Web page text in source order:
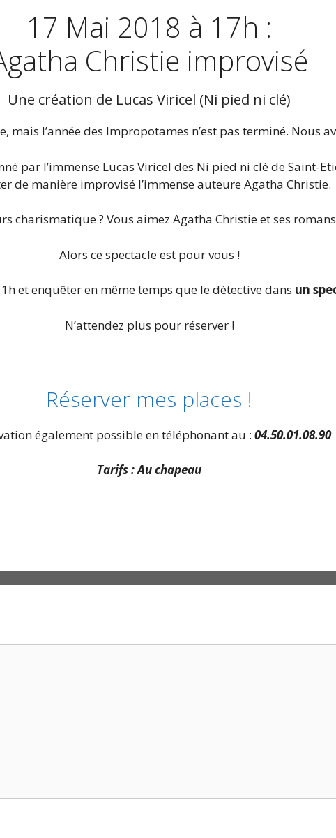
17 Mai 2018 à 17h :
Christie improvisé
Une création de Lucas Viricel (Ni pied ni clé)
mais l’année des Impropotames n’est pas terminé. Nous
par l’immense Lucas Viricel des Ni pied ni clé de Saint-
de manière improvisé l’immense auteure Agatha Christie.
charismatique ? Vous aimez Agatha Christie et ses
Alors ce spectacle est pour vous !
et enquêter en même temps que le détective dans un
N’attendez plus pour réserver !
Réserver mes places !
également possible en téléphonant au : 04.50.01.08.90
Tarifs : Au chapeau